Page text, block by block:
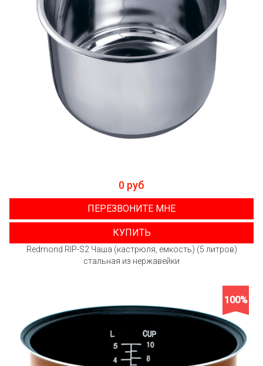
0 руб
ПЕРЕЗВОНИТЕ МНЕ
КУПИТЬ
Redmond RIP-S2 Чаша (кастрюля, емкость) (5 литров)
стальная из нержавейки
100%